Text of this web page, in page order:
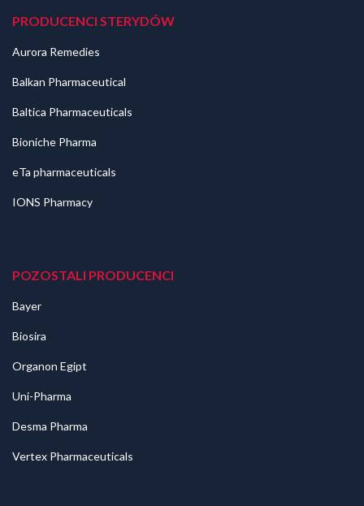
PRODUCENCI STERYDÓW
Aurora Remedies
Balkan Pharmaceutical
Baltica Pharmaceuticals
Bioniche Pharma
eTa pharmaceuticals
IONS Pharmacy
POZOSTALI PRODUCENCI
Bayer
Biosira
Organon Egipt
Uni-Pharma
Desma Pharma
Vertex Pharmaceuticals